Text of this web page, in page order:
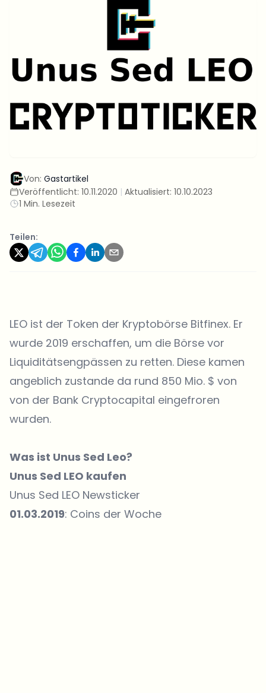
Von: Gastartikel
Veröffentlicht: 10.11.2020 | Aktualisiert: 10.10.2023
1 Min. Lesezeit
Teilen:
LEO ist der Token der Kryptobörse Bitfinex. Er
wurde 2019 erschaffen, um die Börse vor
Liquiditätsengpässen zu retten. Diese kamen
angeblich zustande da rund 850 Mio. $ von
von der Bank Cryptocapital eingefroren
wurden.
Was ist Unus Sed Leo?
Unus Sed LEO kaufen
Unus Sed LEO Newsticker
01.03.2019: Coins der Woche